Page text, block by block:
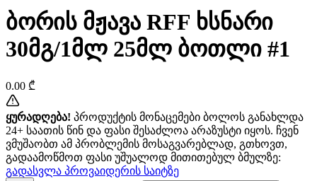
ბორის მჟავა RFF ხსნარი
30მგ/1მლ 25მლ ბოთლი #1
0.00 ₾
ყურადღება! პროდუქტის მონაცემები ბოლოს განახლდა
24+ საათის წინ და ფასი შესაძლოა არაზუსტი იყოს. ჩვენ
ვმუშაობთ ამ პრობლემის მოსაგვარებლად, გთხოვთ,
გადაამოწმოთ ფასი უშუალოდ მითითებულ ბმულზე:
გადასვლა პროვაიდერის საიტზე